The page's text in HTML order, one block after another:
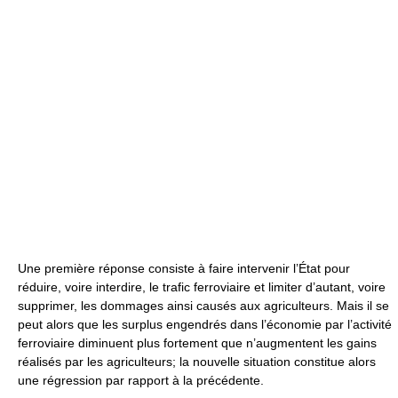
Une première réponse consiste à faire intervenir l’État pour
réduire, voire interdire, le trafic ferroviaire et limiter d’autant, voire
supprimer, les dommages ainsi causés aux agriculteurs. Mais il se
peut alors que les surplus engendrés dans l’économie par l’activité
ferroviaire diminuent plus fortement que n’augmentent les gains
réalisés par les agriculteurs; la nouvelle situation constitue alors
une régression par rapport à la précédente.